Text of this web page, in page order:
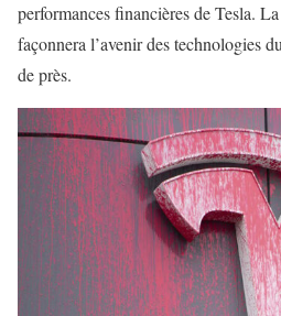
performances financières de Tesla.
façonnera l’avenir des technologies
de près.